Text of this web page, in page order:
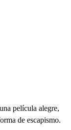
película alegre,
de escapismo.